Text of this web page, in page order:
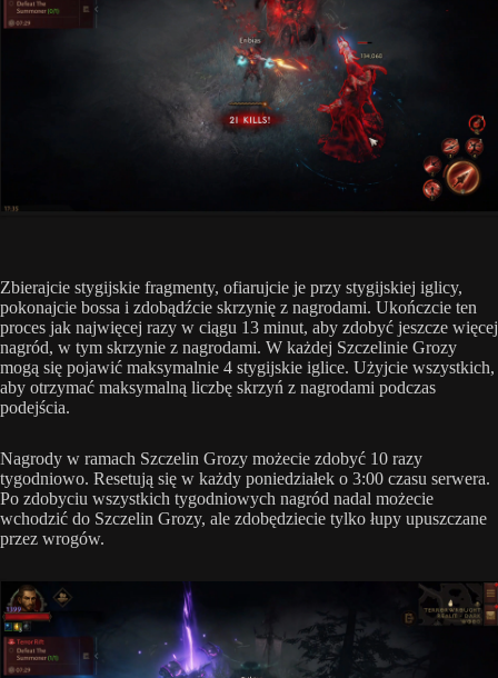
Zbierajcie stygijskie fragmenty, ofiarujcie je przy stygijskiej iglicy,
pokonajcie bossa i zdobądźcie skrzynię z nagrodami. Ukończcie ten
proces jak najwięcej razy w ciągu 13 minut, aby zdobyć jeszcze więcej
nagród, w tym skrzynie z nagrodami. W każdej Szczelinie Grozy
mogą się pojawić maksymalnie 4 stygijskie iglice. Użyjcie wszystkich,
aby otrzymać maksymalną liczbę skrzyń z nagrodami podczas
podejścia.
Nagrody w ramach Szczelin Grozy możecie zdobyć 10 razy
tygodniowo. Resetują się w każdy poniedziałek o 3:00 czasu serwera.
Po zdobyciu wszystkich tygodniowych nagród nadal możecie
wchodzić do Szczelin Grozy, ale zdobędziecie tylko łupy upuszczane
przez wrogów.